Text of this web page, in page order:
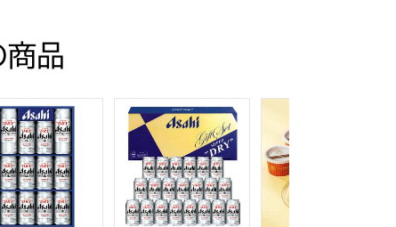
商品
【イオンのおせち】
・35品目】【イオンのおせち】
トクラシック30【夏の贈りもの・お中元】[EX-C30]
ビール アサヒスーパードライ缶ビールセット【夏の贈りも
アサヒビール アサヒスーパードライ缶ビ